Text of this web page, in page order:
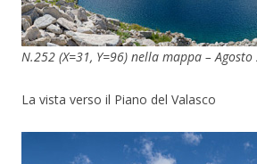
N.252 (X=31, Y=96) nella mappa –
La vista verso il Piano del Valasco